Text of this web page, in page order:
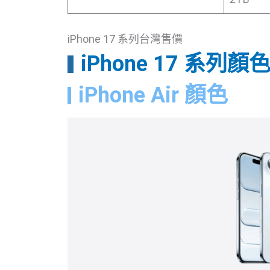
iPhone 17 系列台灣售價
iPhone 17 系列顏
iPhone Air 顏色